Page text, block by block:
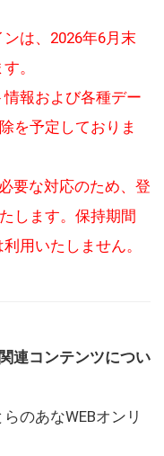
は、2026年6月末
。
報および各種デー
を予定しておりま
要な対応のため、登
します。保持期間
用いたしません。
連コンテンツについ
のあなWEBオンリ